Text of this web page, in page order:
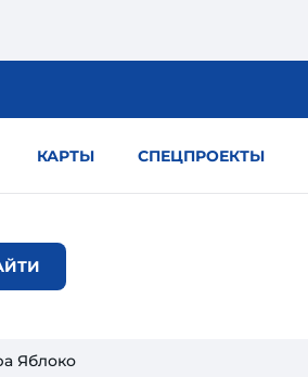
КАРТЫ СПЕЦПРОЕКТЫ
Яблоко